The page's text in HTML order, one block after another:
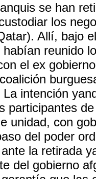
se han
los
Allí, bajo
reunido
el ex
La intención
participantes
unidad, con
del poder
la retirada
del gobierno